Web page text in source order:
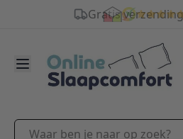
Waar ben je naar op zoek?